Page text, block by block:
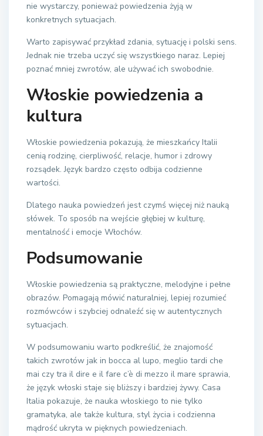
nie wystarczy, ponieważ powiedzenia żyją w
konkretnych sytuacjach.
Warto zapisywać przykład zdania, sytuację i polski sens.
Jednak nie trzeba uczyć się wszystkiego naraz. Lepiej
poznać mniej zwrotów, ale używać ich swobodnie.
Włoskie powiedzenia a
kultura
Włoskie powiedzenia pokazują, że mieszkańcy Italii
cenią rodzinę, cierpliwość, relacje, humor i zdrowy
rozsądek. Język bardzo często odbija codzienne
wartości.
Dlatego nauka powiedzeń jest czymś więcej niż nauką
słówek. To sposób na wejście głębiej w kulturę,
mentalność i emocje Włochów.
Podsumowanie
Włoskie powiedzenia są praktyczne, melodyjne i pełne
obrazów. Pomagają mówić naturalniej, lepiej rozumieć
rozmówców i szybciej odnaleźć się w autentycznych
sytuacjach.
W podsumowaniu warto podkreślić, że znajomość
takich zwrotów jak in bocca al lupo, meglio tardi che
mai czy tra il dire e il fare c’è di mezzo il mare sprawia,
że język włoski staje się bliższy i bardziej żywy. Casa
Italia pokazuje, że nauka włoskiego to nie tylko
gramatyka, ale także kultura, styl życia i codzienna
mądrość ukryta w pięknych powiedzeniach.